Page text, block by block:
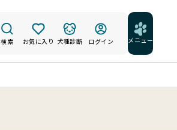
検索 お気に入り 犬種診断 ログイン メニュー